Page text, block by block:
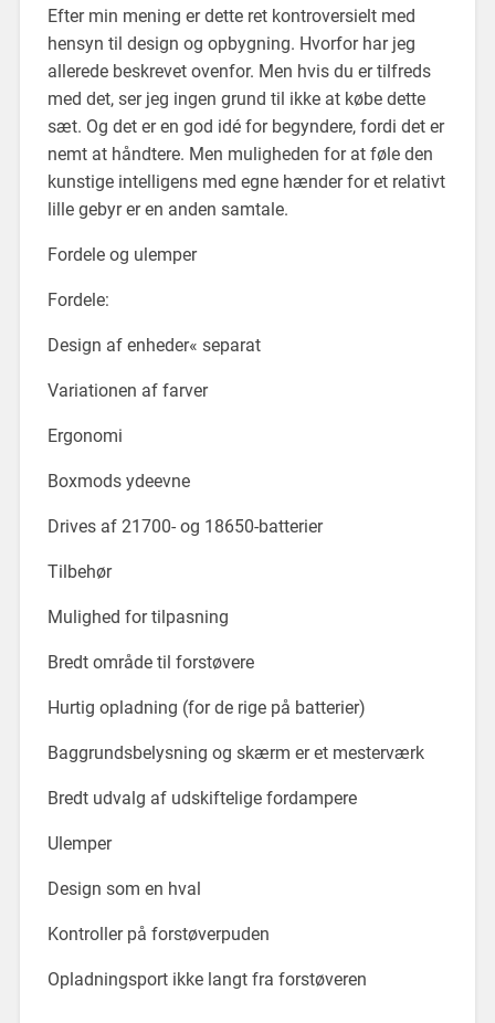
Efter min mening er dette ret kontroversielt med
hensyn til design og opbygning. Hvorfor har jeg
allerede beskrevet ovenfor. Men hvis du er tilfreds
med det, ser jeg ingen grund til ikke at købe dette
sæt. Og det er en god idé for begyndere, fordi det er
nemt at håndtere. Men muligheden for at føle den
kunstige intelligens med egne hænder for et relativt
lille gebyr er en anden samtale.
Fordele og ulemper
Fordele:
Design af enheder« separat
Variationen af farver
Ergonomi
Boxmods ydeevne
Drives af 21700- og 18650-batterier
Tilbehør
Mulighed for tilpasning
Bredt område til forstøvere
Hurtig opladning (for de rige på batterier)
Baggrundsbelysning og skærm er et mesterværk
Bredt udvalg af udskiftelige fordampere
Ulemper
Design som en hval
Kontroller på forstøverpuden
Opladningsport ikke langt fra forstøveren